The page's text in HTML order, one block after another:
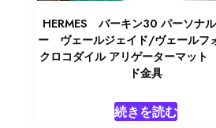
HERMES バーキン30 パーソナ
ー ヴェールジェイド/ヴェールフ
クロコダイル アリゲーターマッ
ド金具
続きを読む